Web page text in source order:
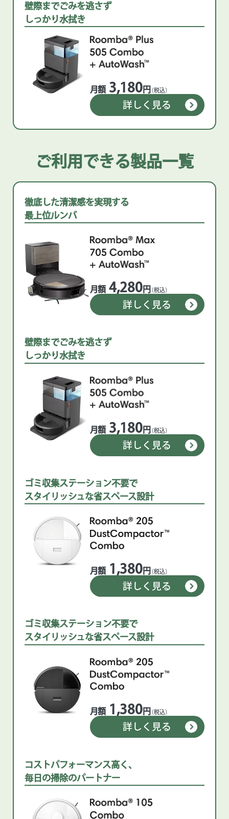
壁際までごみを逃さず
しっかり水拭き
月額 3,180円 （税込）
詳しく見る
ご利用できる製品一覧
徹底した清潔感を実現する
最上位ルンバ
月額 4,280円 （税込）
詳しく見る
壁際までごみを逃さず
しっかり水拭き
月額 3,180円 （税込）
詳しく見る
ゴミ収集ステーション不要で
スタイリッシュな省スペース設計
月額 1,380円 （税込）
詳しく見る
ゴミ収集ステーション不要で
スタイリッシュな省スペース設計
月額 1,380円 （税込）
詳しく見る
コストパフォーマンス高く、
毎日の掃除のパートナー